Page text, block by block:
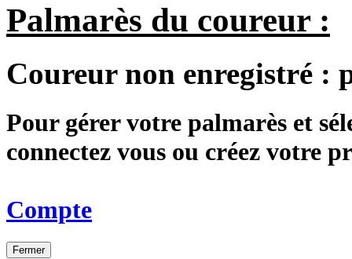
Palmarès du coureur :
Coureur non enregistré :
Pour gérer votre palmarès et
connectez vous ou créez votre
Compte
Fermer